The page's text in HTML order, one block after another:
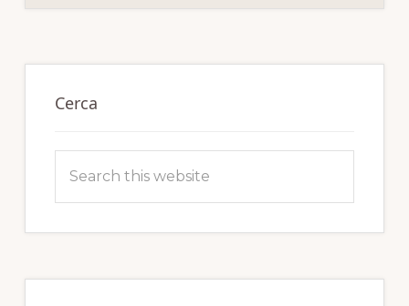
Primary
Sidebar
Cerca
this